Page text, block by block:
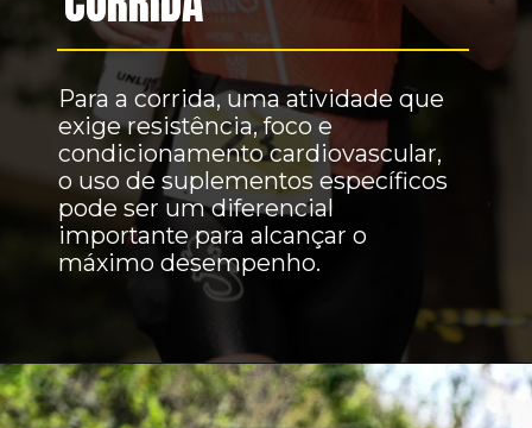
Para a corrida, uma atividade que
exige resistência, foco e
condicionamento cardiovascular,
o uso de suplementos específicos
pode ser um diferencial
importante para alcançar o
máximo desempenho.